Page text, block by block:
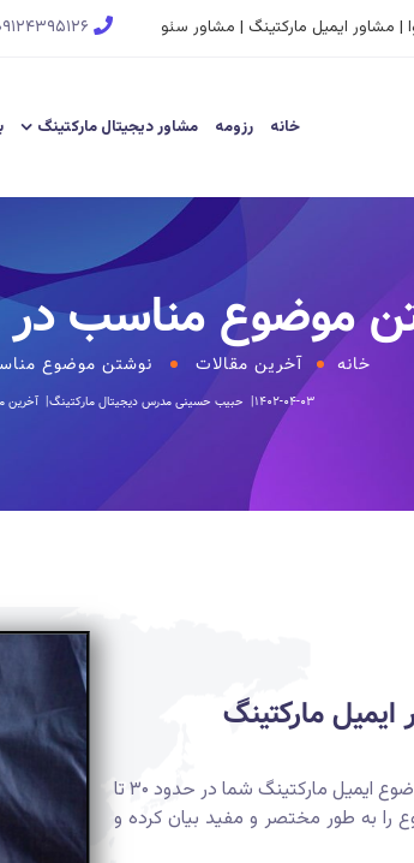
مشاور ایمیل مارکتینگ | مشاور سئو
خانه رزومه مشاور دیجیتال مارکتینگ
موضوع مناسب در
خانه آخرین مقالات نوشتن موضوع
۱۴۰۲-۰۴-۰۳ حبیب حسینیمدرس دیجیتال مارکتینگ آخرین
مارکتینگ
از نظر فنی، معمولاً توصیه می‌شود که طول موضوع ایمیل مارکتینگ شما در حدود ۳۰ تا
را به طور مختصر و مفید بیان کرده و